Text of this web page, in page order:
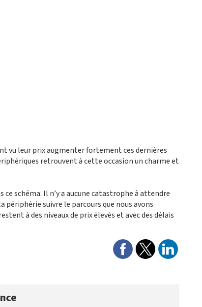
vu leur prix augmenter fortement ces dernières
retrouvent à cette occasion un charme et
schéma. Il n’y a aucune catastrophe à attendre
périphérie suivre le parcours que nous avons
à des niveaux de prix élevés et avec des délais